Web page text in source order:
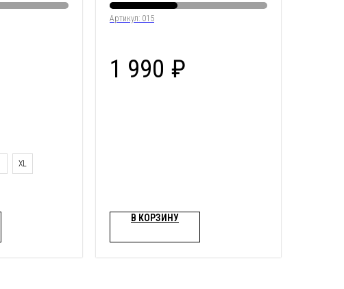
XL
Артикул: 015
1 990 ₽
В КОРЗИНУ